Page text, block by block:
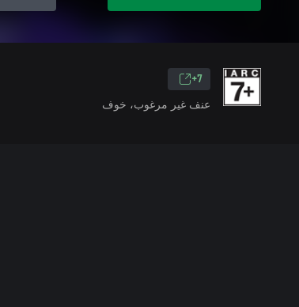
7+
عنف غير مرغوب، خوف